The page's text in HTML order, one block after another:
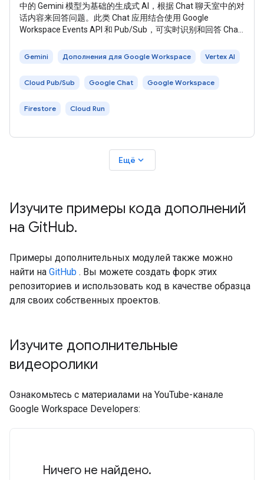
中的 Gemini 模型为基础的生成式 AI，根据 Chat 聊天室中的对
话内容来回答问题。此类 Chat 应用结合使用 Google
Workspace Events API 和 Pub/Sub，可实时识别和回答 Chat
应用会将聊天室中发送的所有消息用作数据源和知识库：当有
Gemini Дополнения для Google Workspace Vertex AI
Cloud Pub/Sub Google Chat Google Workspace
Firestore Cloud Run
Ещё expand_more
Изучите примеры кода дополнений
на GitHub.
Примеры дополнительных модулей также можно
найти на GitHub . Вы можете создать форк этих
репозиториев и использовать код в качестве образца
для своих собственных проектов.
Изучите дополнительные
видеоролики
Ознакомьтесь с материалами на YouTube-канале
Google Workspace Developers:
Ничего не найдено.